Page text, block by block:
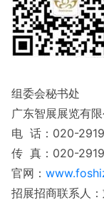
组委会秘书处
广东智展展览有
电 话：020-
传 真：020-
官网：
招展招商联系人